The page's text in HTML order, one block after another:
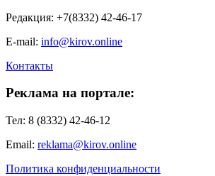
Редакция: +7(8332) 42-46-17
E-mail: info@kirov.online
Контакты
Реклама на портале:
Тел: 8 (8332) 42-46-12
Email: reklama@kirov.online
Политика конфиденциальности